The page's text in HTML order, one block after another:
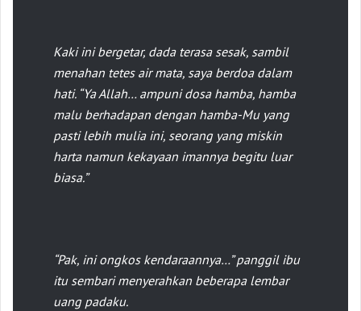
Kaki ini bergetar, dada terasa sesak, sambil
menahan tetes air mata, saya berdoa dalam
hati. “Ya Allah… ampuni dosa hamba, hamba
malu berhadapan dengan hamba-Mu yang
pasti lebih mulia ini, seorang yang miskin
harta namun kekayaan imannya begitu luar
biasa.”
“Pak, ini ongkos kendaraannya…” panggil ibu
itu sembari menyerahkan beberapa lembar
uang padaku.